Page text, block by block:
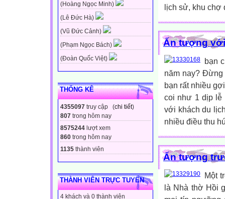
(Hoàng Ngọc Minh)
(Lê Đức Hà)
(Vũ Đức Cảnh)
(Phạm Ngọc Bách)
(Đoàn Quốc Việt)
THỐNG KÊ
4355097 truy cập (chi tiết)
807 trong hôm nay
8575244 lượt xem
860 trong hôm nay
1135 thành viên
THÀNH VIÊN TRỰC TUYẾN
4 khách và 0 thành viên
lịch sử, khu chợ
Ấn tượng
bạn
năm nay?
bạn rất nhiều
coi như 1 dịp lễ
với khách du
nhiều điều thu
Ấn tượng
Một
là Nhà thờ Hồi